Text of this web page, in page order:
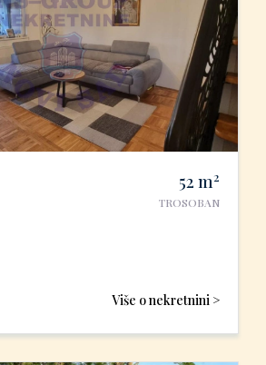
52 m2
TROSOBAN
Više o nekretnini >